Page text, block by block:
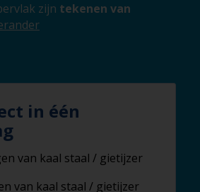
zijn tekenen van
in één
van kaal staal / gietijzer
van kaal staal / gietijzer